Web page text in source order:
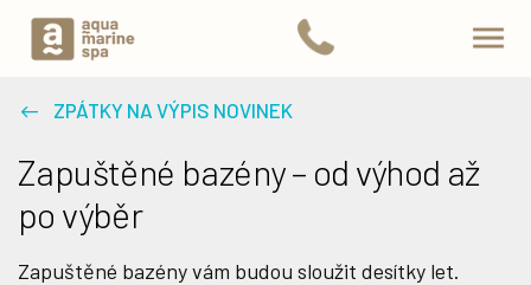
ZPÁTKY NA VÝPIS NOVINEK
Zapuštěné bazény – od výhod až
po výběr
Zapuštěné bazény vám budou sloužit desítky let.